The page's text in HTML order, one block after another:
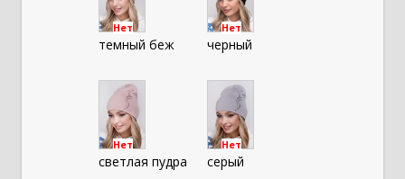
Нет
темный беж
Нет
черный
Нет
светлая пудра
Нет
серый